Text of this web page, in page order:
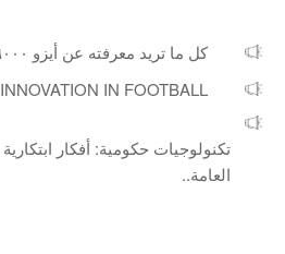
كل ما تريد معرفته عن أيزو ٥٦٠٠٠ - لإدارة الابتكار..
INNOVATION IN FOOTBALL:..
تكنولوجيات حكومية: أفكار
العامة..